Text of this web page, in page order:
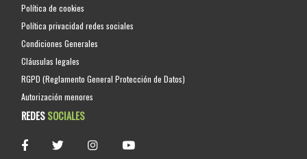
Política de cookies
Política privacidad redes sociales
Condiciones Generales
Cláusulas legales
RGPD (Reglamento General Protección de Datos)
Autorización menores
REDESSOCIALES